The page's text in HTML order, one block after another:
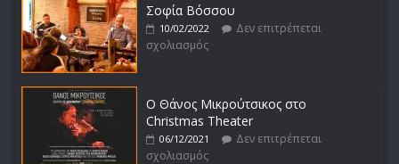
Σοφία Βόσσου
10/02/2022
Δεν επιτρέπεται
σχολιασμός
Ο Θάνος Μικρούτσικος στο
Christmas Theater
06/12/2021
Δεν επιτρέπεται
σχολιασμός